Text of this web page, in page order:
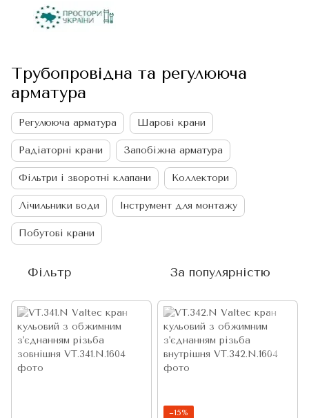
Трубопровідна та регулююча
арматура
Регулююча арматура Шарові крани
Радіаторні крани Запобіжна арматура
Фільтри і зворотні клапани Коллектори
Лічильники води Інструмент для монтажу
Побутові крани
Фільтр За популярністю
−15%